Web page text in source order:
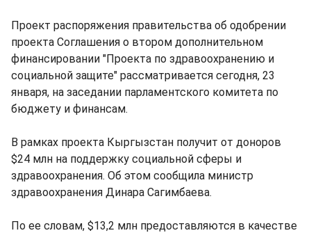
Проект распоряжения правительства об одобрении
проекта Соглашения о втором дополнительном
финансировании "Проекта по здравоохранению и
социальной защите" рассматривается сегодня, 23
января, на заседании парламентского комитета по
бюджету и финансам.
В рамках проекта Кыргызстан получит от доноров
$24 млн на поддержку социальной сферы и
здравоохранения. Об этом сообщила министр
здравоохранения Динара Сагимбаева.
По ее словам, $13,2 млн предоставляются в качестве